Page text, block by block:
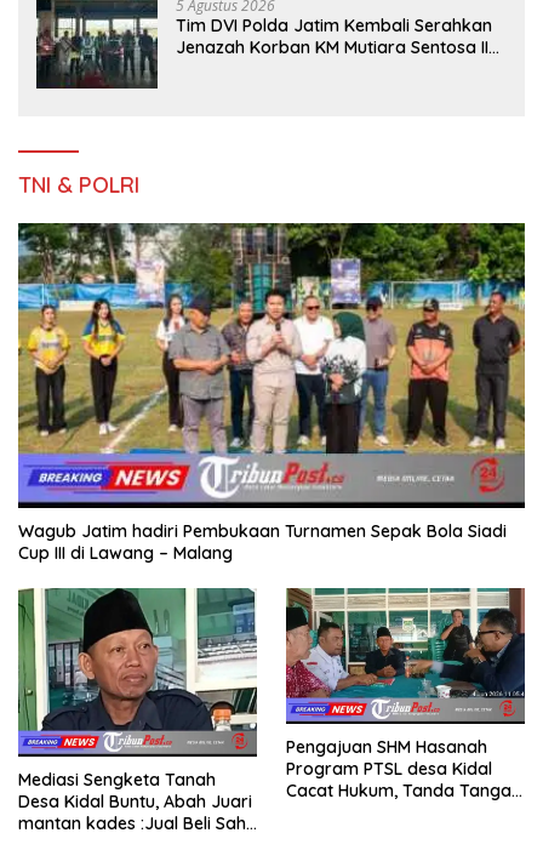
5 Agustus 2026
Tim DVI Polda Jatim Kembali Serahkan
Jenazah Korban KM Mutiara Sentosa II
TNI & POLRI
Wagub Jatim hadiri Pembukaan Turnamen Sepak Bola Siadi
Cup III di Lawang – Malang
Mediasi Sengketa Tanah
Desa Kidal Buntu, Abah Juari
mantan kades :Jual Beli Sah,
Pengajuan SHM Hasanah
Program PTSL desa Kidal
Cacat Hukum, Tanda Tangan